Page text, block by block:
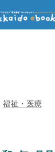
福祉・医療